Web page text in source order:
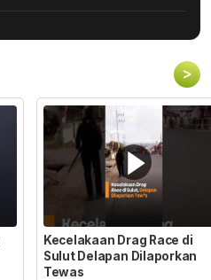
>
Kecelakaan Drag Race di
Sulut Delapan Dilaporkan
Tewas